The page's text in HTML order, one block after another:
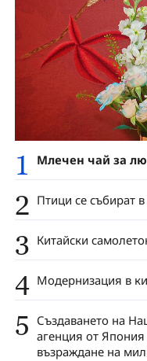
1 Млечен чай за
2 Птици се събират
3 Китайски
4 Модернизация в
5 Създаването на
агенция от
възраждане на